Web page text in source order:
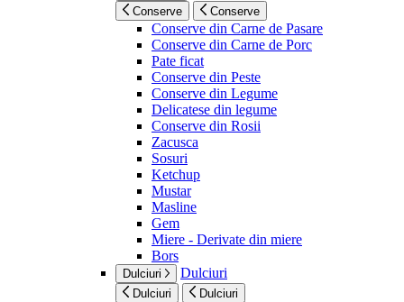
Conserve Conserve
Conserve din Carne de Pasare
Conserve din Carne de Porc
Pate ficat
Conserve din Peste
Conserve din Legume
Delicatese din legume
Conserve din Rosii
Zacusca
Sosuri
Ketchup
Mustar
Masline
Gem
Miere - Derivate din miere
Bors
Dulciuri Dulciuri
Dulciuri Dulciuri